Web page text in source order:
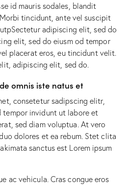
id mauris sodales, blandit
tincidunt, ante vel suscipit
adipiscing elit, sed do
elit, sed do eiusm od tempor
placerat eros, eu tincidunt velit.
adipiscing elit, sed do.
omnis iste natus et
consetetur sadipscing elitr,
tempor invidunt ut labore et
sed diam voluptua. At vero
dolores et ea rebum. Stet clita
sanctus est Lorem ipsum
ac vehicula. Cras congue eros